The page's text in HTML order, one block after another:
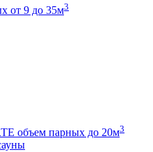
от 9 до 35м3
объем парных до 20м3